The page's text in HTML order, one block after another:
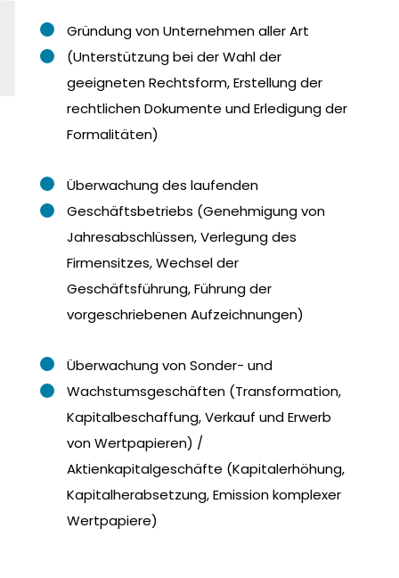
Gründung von Unternehmen aller Art
(Unterstützung bei der Wahl der
geeigneten Rechtsform, Erstellung der
rechtlichen Dokumente und Erledigung der
Formalitäten)
Überwachung des laufenden
Geschäftsbetriebs (Genehmigung von
Jahresabschlüssen, Verlegung des
Firmensitzes, Wechsel der
Geschäftsführung, Führung der
vorgeschriebenen Aufzeichnungen)
Überwachung von Sonder- und
Wachstumsgeschäften (Transformation,
Kapitalbeschaffung, Verkauf und Erwerb
von Wertpapieren) /
Aktienkapitalgeschäfte (Kapitalerhöhung,
Kapitalherabsetzung, Emission komplexer
Wertpapiere)